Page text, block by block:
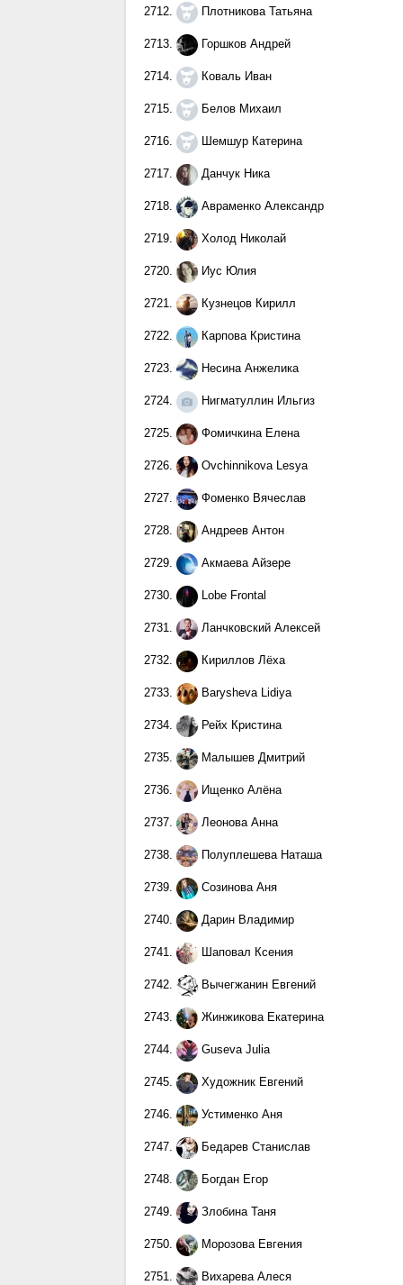
2712. Плотникова Татьяна
2713. Горшков Андрей
2714. Коваль Иван
2715. Белов Михаил
2716. Шемшур Катерина
2717. Данчук Ника
2718. Авраменко Александр
2719. Холод Николай
2720. Иус Юлия
2721. Кузнецов Кирилл
2722. Карпова Кристина
2723. Несина Анжелика
2724. Нигматуллин Ильгиз
2725. Фомичкина Елена
2726. Ovchinnikova Lesya
2727. Фоменко Вячеслав
2728. Андреев Антон
2729. Акмаева Айзере
2730. Lobe Frontal
2731. Ланчковский Алексей
2732. Кириллов Лёха
2733. Barysheva Lidiya
2734. Рейх Кристина
2735. Малышев Дмитрий
2736. Ищенко Алёна
2737. Леонова Анна
2738. Полуплешева Наташа
2739. Созинова Аня
2740. Дарин Владимир
2741. Шаповал Ксения
2742. Вычегжанин Евгений
2743. Жинжикова Екатерина
2744. Guseva Julia
2745. Художник Евгений
2746. Устименко Аня
2747. Бедарев Станислав
2748. Богдан Егор
2749. Злобина Таня
2750. Морозова Евгения
2751. Вихарева Алеся